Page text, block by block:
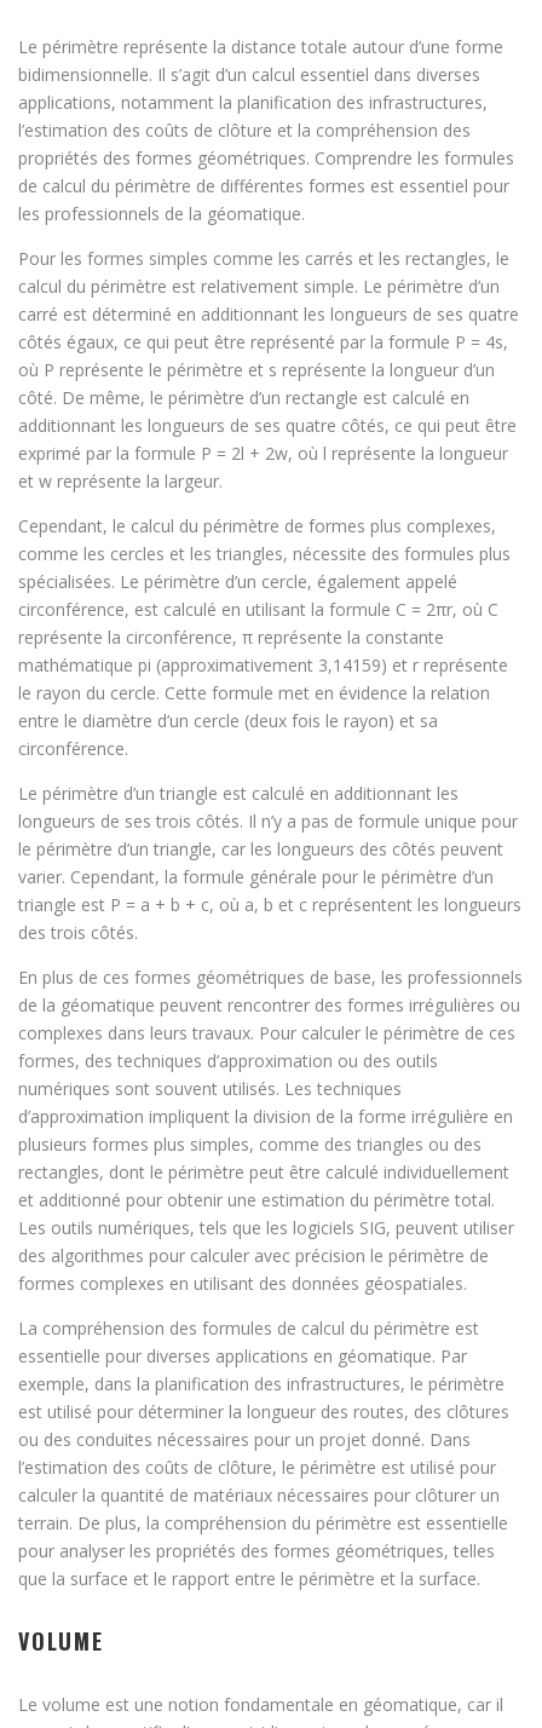
Le périmètre représente la distance totale autour d’une forme
bidimensionnelle. Il s’agit d’un calcul essentiel dans diverses
applications, notamment la planification des infrastructures,
l’estimation des coûts de clôture et la compréhension des
propriétés des formes géométriques. Comprendre les formules
de calcul du périmètre de différentes formes est essentiel pour
les professionnels de la géomatique.
Pour les formes simples comme les carrés et les rectangles, le
calcul du périmètre est relativement simple. Le périmètre d’un
carré est déterminé en additionnant les longueurs de ses quatre
côtés égaux, ce qui peut être représenté par la formule P = 4s,
où P représente le périmètre et s représente la longueur d’un
côté. De même, le périmètre d’un rectangle est calculé en
additionnant les longueurs de ses quatre côtés, ce qui peut être
exprimé par la formule P = 2l + 2w, où l représente la longueur
et w représente la largeur.
Cependant, le calcul du périmètre de formes plus complexes,
comme les cercles et les triangles, nécessite des formules plus
spécialisées. Le périmètre d’un cercle, également appelé
circonférence, est calculé en utilisant la formule C = 2πr, où C
représente la circonférence, π représente la constante
mathématique pi (approximativement 3,14159) et r représente
le rayon du cercle. Cette formule met en évidence la relation
entre le diamètre d’un cercle (deux fois le rayon) et sa
circonférence.
Le périmètre d’un triangle est calculé en additionnant les
longueurs de ses trois côtés. Il n’y a pas de formule unique pour
le périmètre d’un triangle, car les longueurs des côtés peuvent
varier. Cependant, la formule générale pour le périmètre d’un
triangle est P = a + b + c, où a, b et c représentent les longueurs
des trois côtés.
En plus de ces formes géométriques de base, les professionnels
de la géomatique peuvent rencontrer des formes irrégulières ou
complexes dans leurs travaux. Pour calculer le périmètre de ces
formes, des techniques d’approximation ou des outils
numériques sont souvent utilisés. Les techniques
d’approximation impliquent la division de la forme irrégulière en
plusieurs formes plus simples, comme des triangles ou des
rectangles, dont le périmètre peut être calculé individuellement
et additionné pour obtenir une estimation du périmètre total.
Les outils numériques, tels que les logiciels SIG, peuvent utiliser
des algorithmes pour calculer avec précision le périmètre de
formes complexes en utilisant des données géospatiales.
La compréhension des formules de calcul du périmètre est
essentielle pour diverses applications en géomatique. Par
exemple, dans la planification des infrastructures, le périmètre
est utilisé pour déterminer la longueur des routes, des clôtures
ou des conduites nécessaires pour un projet donné. Dans
l’estimation des coûts de clôture, le périmètre est utilisé pour
calculer la quantité de matériaux nécessaires pour clôturer un
terrain. De plus, la compréhension du périmètre est essentielle
pour analyser les propriétés des formes géométriques, telles
que la surface et le rapport entre le périmètre et la surface.
VOLUME
Le volume est une notion fondamentale en géomatique, car il